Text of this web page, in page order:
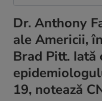
Dr. Anthony
ale Americii,
Brad Pitt.
19, notează